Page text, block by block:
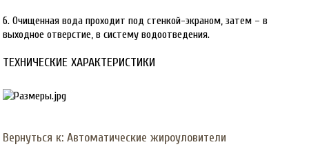
6. Очищенная вода проходит под стенкой-экраном, затем – в
выходное отверстие, в систему водоотведения.
ТЕХНИЧЕСКИЕ ХАРАКТЕРИСТИКИ
Вернуться к: Автоматические жироуловители